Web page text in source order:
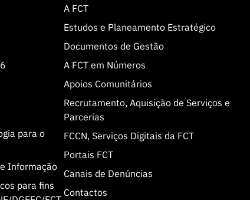
para o
Informação
para fins
A FCT
Estudos e Planeamento Estratégico
Documentos de Gestão
A FCT em Números
Apoios Comunitários
Recrutamento, Aquisição de Serviços e
Parcerias
FCCN, Serviços Digitais da FCT
Portais FCT
Canais de Denúncias
Contactos